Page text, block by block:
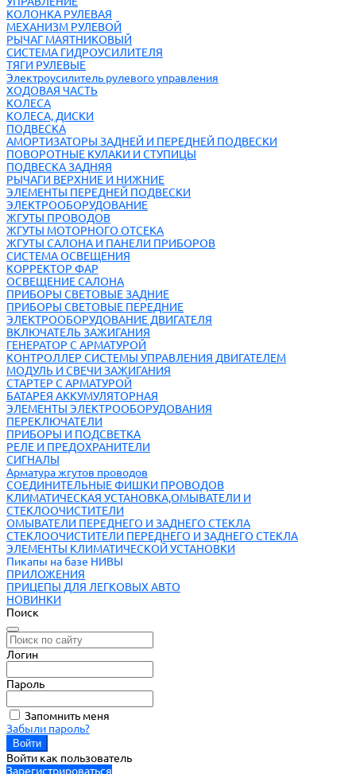
КОЛОНКА РУЛЕВАЯ
МЕХАНИЗМ РУЛЕВОЙ
РЫЧАГ МАЯТНИКОВЫЙ
СИСТЕМА ГИДРОУСИЛИТЕЛЯ
ТЯГИ РУЛЕВЫЕ
Электроусилитель рулевого управления
ХОДОВАЯ ЧАСТЬ
КОЛЕСА
КОЛЕСА, ДИСКИ
ПОДВЕСКА
АМОРТИЗАТОРЫ ЗАДНЕЙ И ПЕРЕДНЕЙ ПОДВЕСКИ
ПОВОРОТНЫЕ КУЛАКИ И СТУПИЦЫ
ПОДВЕСКА ЗАДНЯЯ
РЫЧАГИ ВЕРХНИЕ И НИЖНИЕ
ЭЛЕМЕНТЫ ПЕРЕДНЕЙ ПОДВЕСКИ
ЭЛЕКТРООБОРУДОВАНИЕ
ЖГУТЫ ПРОВОДОВ
ЖГУТЫ МОТОРНОГО ОТСЕКА
ЖГУТЫ САЛОНА И ПАНЕЛИ ПРИБОРОВ
СИСТЕМА ОСВЕЩЕНИЯ
КОРРЕКТОР ФАР
ОСВЕЩЕНИЕ САЛОНА
ПРИБОРЫ СВЕТОВЫЕ ЗАДНИЕ
ПРИБОРЫ СВЕТОВЫЕ ПЕРЕДНИЕ
ЭЛЕКТРООБОРУДОВАНИЕ ДВИГАТЕЛЯ
ВКЛЮЧАТЕЛЬ ЗАЖИГАНИЯ
ГЕНЕРАТОР С АРМАТУРОЙ
КОНТРОЛЛЕР СИСТЕМЫ УПРАВЛЕНИЯ ДВИГАТЕЛЕМ
МОДУЛЬ И СВЕЧИ ЗАЖИГАНИЯ
СТАРТЕР С АРМАТУРОЙ
БАТАРЕЯ АККУМУЛЯТОРНАЯ
ЭЛЕМЕНТЫ ЭЛЕКТРООБОРУДОВАНИЯ
ПЕРЕКЛЮЧАТЕЛИ
ПРИБОРЫ И ПОДСВЕТКА
РЕЛЕ И ПРЕДОХРАНИТЕЛИ
СИГНАЛЫ
Арматура жгутов проводов
СОЕДИНИТЕЛЬНЫЕ ФИШКИ ПРОВОДОВ
КЛИМАТИЧЕСКАЯ УСТАНОВКА,ОМЫВАТЕЛИ И
СТЕКЛООЧИСТИТЕЛИ
ОМЫВАТЕЛИ ПЕРЕДНЕГО И ЗАДНЕГО СТЕКЛА
СТЕКЛООЧИСТИТЕЛИ ПЕРЕДНЕГО И ЗАДНЕГО СТЕКЛА
ЭЛЕМЕНТЫ КЛИМАТИЧЕСКОЙ УСТАНОВКИ
Пикапы на базе НИВЫ
ПРИЛОЖЕНИЯ
ПРИЦЕПЫ ДЛЯ ЛЕГКОВЫХ АВТО
НОВИНКИ
Поиск
Логин
Пароль
Запомнить меня
Забыли пароль?
Войти как пользователь
Зарегистрироваться